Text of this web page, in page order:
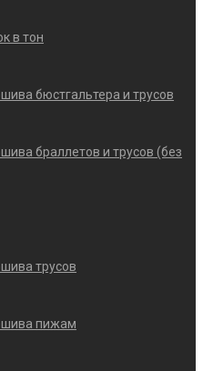
в тон
бюстгальтера и трусов
браллетов и трусов (без
трусов
пижам